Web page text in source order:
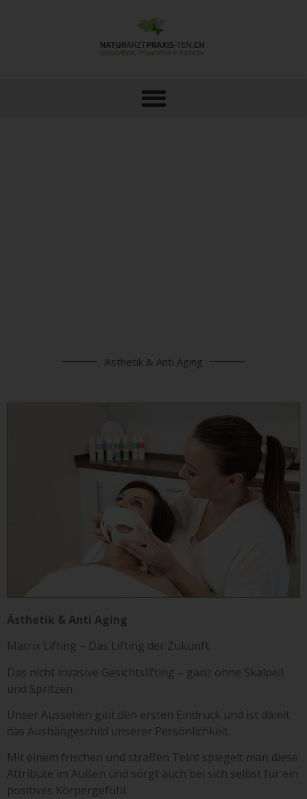
Ästhetik & Anti Aging
Ästhetik & Anti Aging
Matrix Lifting – Das Lifting der Zukunft.
Das nicht invasive Gesichtslifting – ganz ohne Skalpell
und Spritzen.
Unser Aussehen gibt den ersten Eindruck und ist damit
das Aushängeschild unserer Persönlichkeit.
Mit einem frischen und straffen Teint spiegelt man diese
Attribute im Außen und sorgt auch bei sich selbst für ein
positives Körpergefühl.